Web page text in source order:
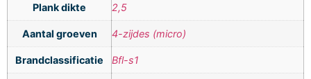
Plank dikte 2,5
Aantal groeven 4-zijdes (micro)
Brandclassificatie Bfl-s1